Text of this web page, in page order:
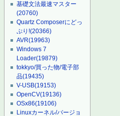
基礎文法最速マスター
(20760)
Quartz Composerにどっ
ぷり!(20366)
AVR(19963)
Windows 7
Loader(19879)
tokkyo/買った物/電子部
品(19435)
V-USB(19153)
OpenCV(19136)
OSx86(19106)
Linuxカーネル/バージョ